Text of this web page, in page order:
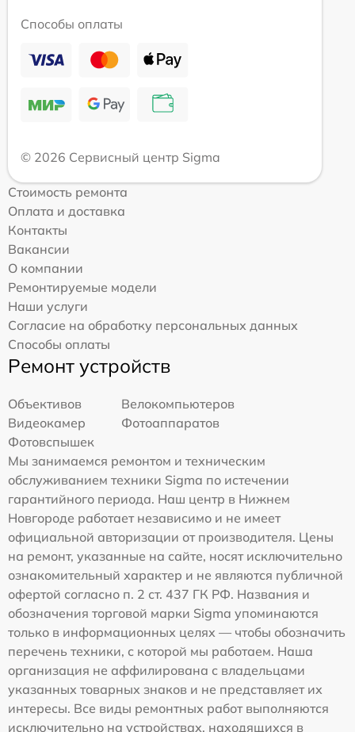
Способы оплаты
© 2026 Сервисный центр Sigma
Стоимость ремонта
Оплата и доставка
Контакты
Вакансии
О компании
Ремонтируемые модели
Наши услуги
Согласие на обработку персональных данных
Способы оплаты
Ремонт устройств
Объективов
Велокомпьютеров
Видеокамер
Фотоаппаратов
Фотовспышек
Мы занимаемся ремонтом и техническим
обслуживанием техники Sigma по истечении
гарантийного периода. Наш центр в Нижнем
Новгороде работает независимо и не имеет
официальной авторизации от производителя. Цены
на ремонт, указанные на сайте, носят исключительно
ознакомительный характер и не являются публичной
офертой согласно п. 2 ст. 437 ГК РФ. Названия и
обозначения торговой марки Sigma упоминаются
только в информационных целях — чтобы обозначить
перечень техники, с которой мы работаем. Наша
организация не аффилирована с владельцами
указанных товарных знаков и не представляет их
интересы. Все виды ремонтных работ выполняются
исключительно на устройствах, находящихся в